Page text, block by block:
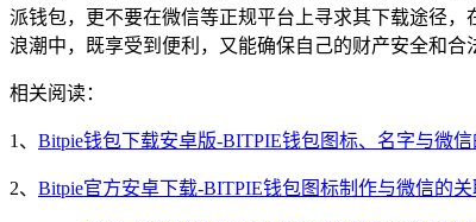
派钱包，更不要在微信等正规平台上寻求其下载途径
浪潮中，既享受到便利，又能确保自己的财产安全和合
相关阅读：
1、 Bitpie钱包下载安卓版-BITPIE钱包图标、名字与微
2、 Bitpie官方安卓下载-BITPIE钱包图标制作与微信的